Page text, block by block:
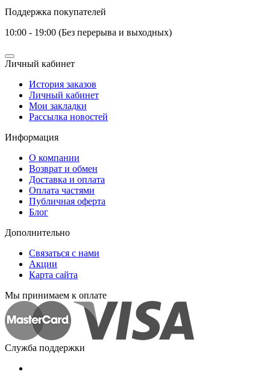
Поддержка покупателей
10:00 - 19:00 (Без перерыва и выходных)
Личный кабинет
История заказов
Личный кабинет
Мои закладки
Рассылка новостей
Информация
О компании
Возврат и обмен
Доставка и оплата
Оплата частями
Публичная оферта
Блог
Дополнительно
Связаться с нами
Акции
Карта сайта
Мы принимаем к оплате
Служба поддержки